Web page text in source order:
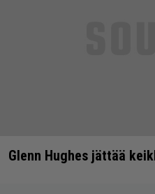
Glenn Hughes jättää